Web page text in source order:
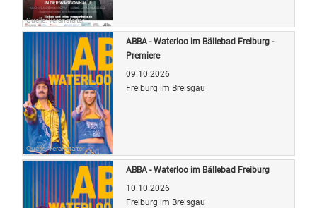
Quelle: Veranstalter
Quelle: Veranstalter
ABBA - Waterloo im Bällebad Freiburg -
Premiere
09.10.2026
Freiburg im Breisgau
ABBA - Waterloo im Bällebad Freiburg
10.10.2026
Freiburg im Breisgau